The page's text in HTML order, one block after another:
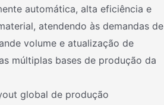
automática, alta eficiência e
atendendo às demandas de
volume e atualização de
múltiplas bases de produção da
global de produção